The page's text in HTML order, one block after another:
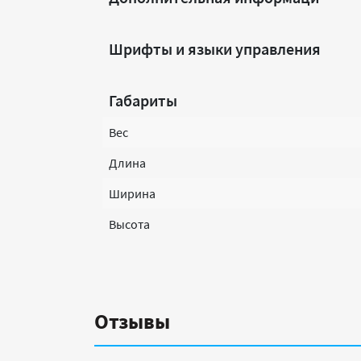
Шрифты и языки управления
Габариты
Вес
Длина
Ширина
Высота
Отзывы